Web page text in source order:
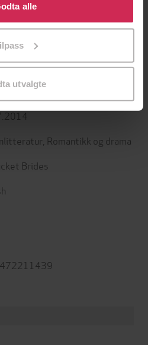
formålene. Du kan også
formål ved å klikke
alle
utvalgte
(forfatter)
Eternal
Romantikk og drama
Brides